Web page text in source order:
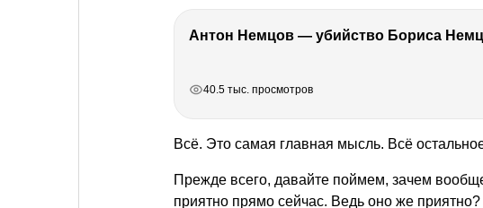
40.5 тыс. просмотров
Всё. Это самая главная мысль. Всё
Прежде всего, давайте поймем, зачем
приятно прямо сейчас. Ведь оно же